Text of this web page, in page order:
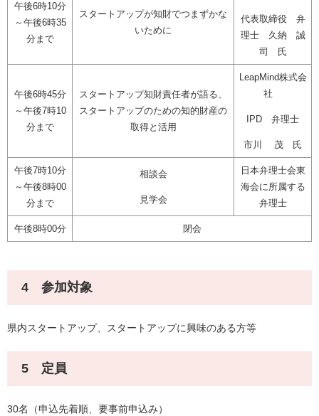
午後6時10分
～午後6時35
分まで
スタートアップが知財でつまずかな
いために​​
代表取締役 弁
理士 久納 誠
司 氏​
午後6時45分
～午後7時10
分まで
スタートアップ知財責任者が語る、
スタートアップのための知的財産の
取得と活用​
LeapMind株式会
社
IPD 弁理士
市川 茂 氏​
午後7時10分
～午後8時00
分まで
相談会
見学会
日本弁理士会東
海会に所属する
弁理士
午後8時00分 閉会
4 参加対象
県内スタートアップ、スタートアップに興味のある方等
5 定員
30名（申込先着順、要事前申込み）